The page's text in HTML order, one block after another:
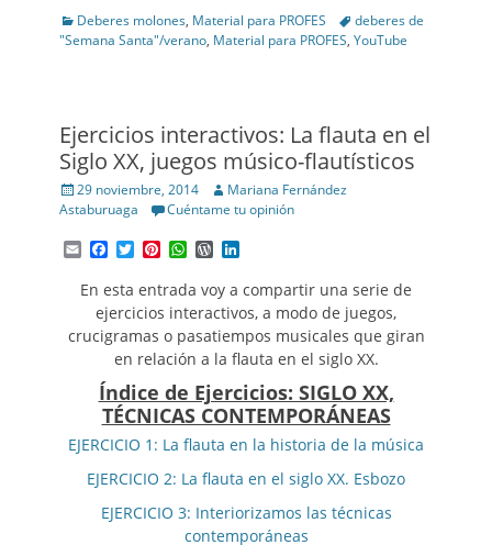
Categories
Deberes molones, Material para PROFES Tagsdeberes de
"Semana Santa"/verano, Material para PROFES, YouTube
Ejercicios interactivos: La flauta en el
Siglo XX, juegos músico-flautísticos
Posted
on
29 noviembre, 2014 Author
Mariana Fernández
Astaburuaga
Cuéntame tu opinión
EmailFacebook
TwitterPinterest
WhatsApp
WordPress
En esta entrada voy a compartir una serie de
ejercicios interactivos, a modo de juegos,
crucigramas o pasatiempos musicales que giran
en relación a la flauta en el siglo XX.
Índice de Ejercicios: SIGLO XX,
TÉCNICAS CONTEMPORÁNEAS
EJERCICIO 1: La flauta en la historia de la música
EJERCICIO 2: La flauta en el siglo XX. Esbozo
EJERCICIO 3: Interiorizamos las técnicas
contemporáneas